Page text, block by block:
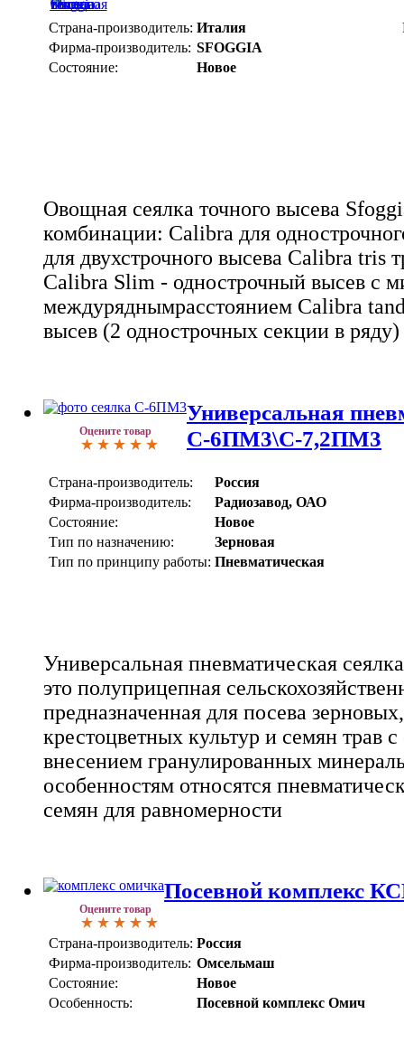
Страна-производитель: Италия
Фирма-производитель: SFOGGIA
Состояние:
Новое
Овощная сеялка точного высева
комбинации: Calibra для
для двухстрочного высева Calibra tris
Calibra Slim - однострочный высев с
междуряднымрасстоянием Calibra
высев (2 однострочных секции в ряду)
Оцените товар
Универсальная
С-6ПМ3\С-7,2ПМ3
Страна-производитель:
Россия
Фирма-производитель:
Радиозавод, ОАО
Состояние:
Новое
Тип по назначению:
Зерновая
Тип по принципу работы: Пневматическая
Универсальная пневматическая
это полуприцепная
предназначенная для посева
крестоцветных культур и семян трав
внесением гранулированных
особенностям относятся
семян для равномерности
Оцените товар
Посевной комплекс
Страна-производитель: Россия
Фирма-производитель: Омсельмаш
Состояние:
Новое
Особенность:
Посевной комплекс Омич